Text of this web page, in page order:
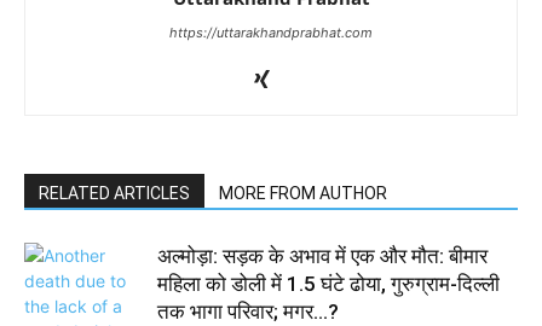
https://uttarakhandprabhat.com
RELATED ARTICLES MORE FROM AUTHOR
अल्मोड़ा: सड़क के अभाव में एक और मौत: बीमार
महिला को डोली में 1.5 घंटे ढोया, गुरुग्राम-दिल्ली
तक भागा परिवार; मगर…?